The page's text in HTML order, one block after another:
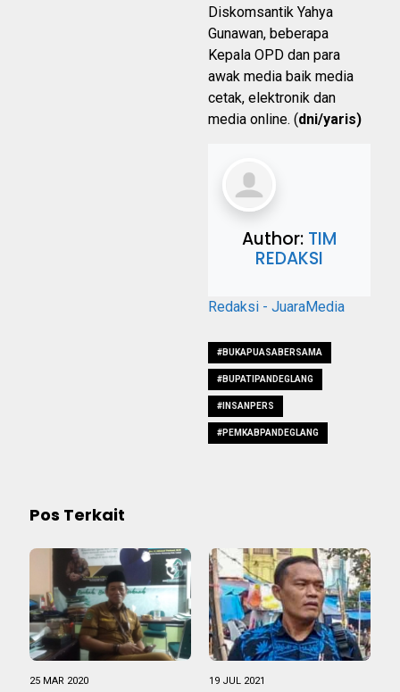
Diskomsantik Yahya
Gunawan, beberapa
Kepala OPD dan para
awak media baik media
cetak, elektronik dan
media online. (dni/yaris)
Author: TIM
REDAKSI
Redaksi - JuaraMedia
#BUKAPUASABERSAMA
#BUPATIPANDEGLANG
#INSANPERS
#PEMKABPANDEGLANG
Pos Terkait
25 MAR 2020 19 JUL 2021